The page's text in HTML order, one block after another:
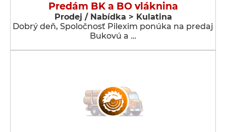
Predám BK a BO vláknina
Prodej / Nabídka > Kulatina
Dobrý deň, Spoločnosť Pilexim ponúka na predaj
Bukovú a …